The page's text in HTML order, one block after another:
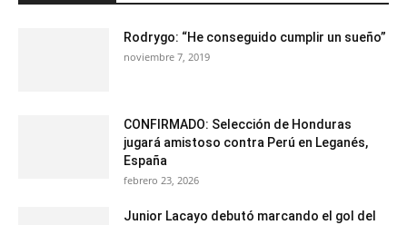
Rodrygo: “He conseguido cumplir un sueño”
noviembre 7, 2019
CONFIRMADO: Selección de Honduras
jugará amistoso contra Perú en Leganés,
España
febrero 23, 2026
Junior Lacayo debutó marcando el gol del